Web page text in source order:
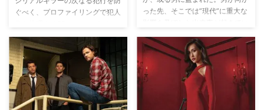
治療のためには手段も選ばず他の
中に殺害されたという事実を伝
歴史を変えてしまった影響で、母
ジュリーが連続殺人鬼”ナイチン
ゲール・キラー”の餌食となって
いたのだ。ジュリーが殺害される
1997年1月までに、レイミーとフ
ランクは犯行を阻止せねばならな
ぐべく、プロファイリングで犯人
ム”BAU”の活躍を描いた人気の犯
罪捜査ドラマ。
った先、そこでは”現代”に重大な
は不揃いな3人組：歴史学教授の
ルーシー、軍人のワイアット、タ
イムマシンに精通するルーファ
ス。歴史を変えさせないため、彼
らはタイムマシンの試作機に乗
り、男を追いかける！ 果たし